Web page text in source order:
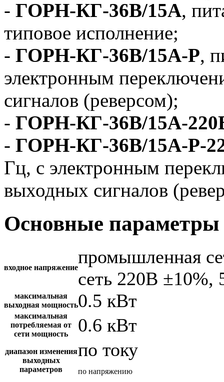
- ГОРН-КГ-36В/15А,
типовое исполнение;
- ГОРН-КГ-36В/15А-Р,
электронным
сигналов (реверсом);
- ГОРН-КГ-36В/15А-
- ГОРН-КГ-36В/15А-Р-
Гц, с электронным
выходных сигналов
Основные параметры
входное напряжение
промышленная
сеть 220В ±10%,
максимальная
выходная мощность0.5 кВт
максимальная
потребляемая от
сети мощность
0.6 кВт
диапазон изменения
выходных
параметров
по току
по напряжению